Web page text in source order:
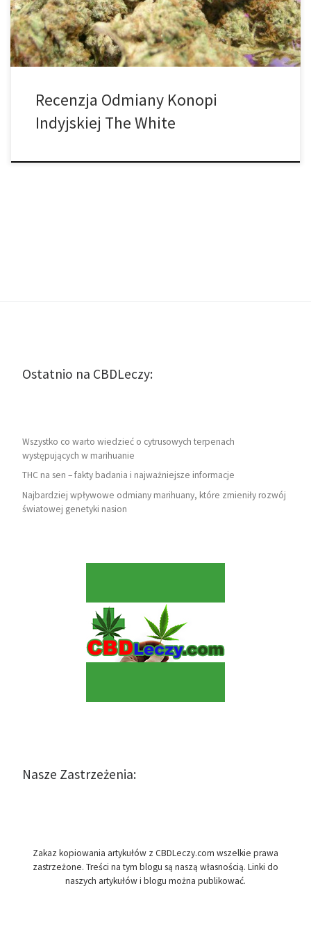
właściwości […]
Recenzja Odmiany Konopi
Indyjskiej The White
Ostatnio na CBDLeczy:
Wszystko co warto wiedzieć o cytrusowych terpenach
występujących w marihuanie
THC na sen – fakty badania i najważniejsze informacje
Najbardziej wpływowe odmiany marihuany, które zmieniły rozwój
światowej genetyki nasion
Nasze Zastrzeżenia:
Zakaz kopiowania artykułów z CBDLeczy.com wszelkie prawa
zastrzeżone. Treści na tym blogu są naszą własnością. Linki do
naszych artykułów i blogu można publikować.